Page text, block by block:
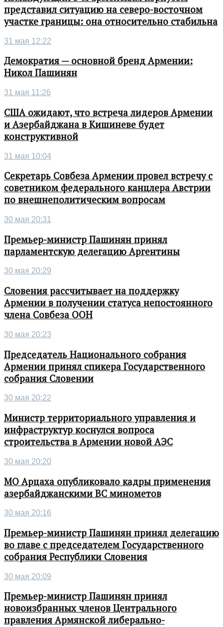
представил ситуацию на северо-восточном
участке границы: она относительно стабильна
31 мая 12:22
Демократия — основной бренд Армении:
Никол Пашинян
31 мая 11:26
США ожидают, что встреча лидеров Армении
и Азербайджана в Кишиневе будет
конструктивной
31 мая 10:04
Секретарь Совбеза Армении провел встречу с
советником федерального канцлера Австрии
по внешнеполитическим вопросам
30 мая 20:31
Премьер-министр Пашинян принял
парламентскую делегацию Аргентины
30 мая 20:29
Словения рассчитывает на поддержку
Армении в получении статуса непостоянного
члена Совбеза ООН
30 мая 20:23
Председатель Национального собрания
Армении принял спикера Государственного
собрания Словении
30 мая 20:22
Министр территориального управления и
инфраструктур коснулся вопроса
строительства в Армении новой АЭС
30 мая 20:20
МО Арцаха опубликовало кадры применения
азербайджанскими ВС минометов
30 мая 20:16
Премьер-министр Пашинян принял делегацию
во главе с председателем Государственного
собрания Республики Словения
30 мая 20:09
Премьер-министр Пашинян принял
новоизбранных членов Центрального
правления Армянской либерально-